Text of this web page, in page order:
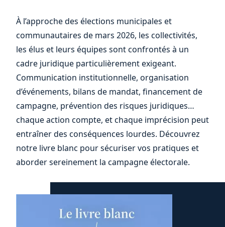
À l’approche des élections municipales et
communautaires de mars 2026, les collectivités,
les élus et leurs équipes sont confrontés à un
cadre juridique particulièrement exigeant.
Communication institutionnelle, organisation
d’événements, bilans de mandat, financement de
campagne, prévention des risques juridiques…
chaque action compte, et chaque imprécision peut
entraîner des conséquences lourdes. Découvrez
notre livre blanc pour sécuriser vos pratiques et
aborder sereinement la campagne électorale.